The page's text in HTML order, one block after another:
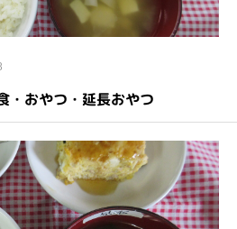
おやつ・延長おやつ